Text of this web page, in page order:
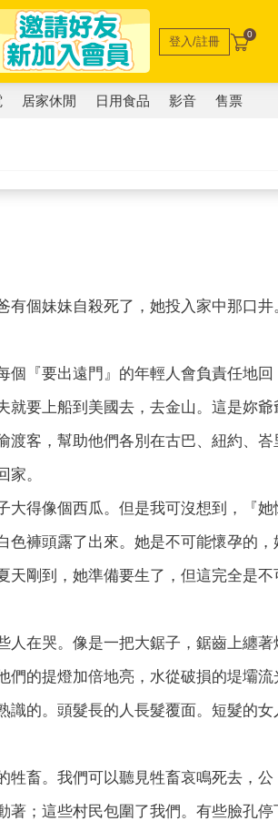
登入/註冊 0
居家休閒 日用食品 影音 售票
個妹妹自殺死了，她投入家中那口井
個『要出遠門』的年輕人會負責任地回
就要上船到美國去，去金山。這是妳爺
渡客，幫助他們各別在古巴、紐約、峇
。
大得像個西瓜。但是我可沒想到，『她
色褲頭露了出來。她是不可能懷孕的，
天剛到，她準備要生了，但這完全是不
人在哭。像是一把大鋸子，鋸齒上纏著
們的提燈加倍地亮，水從破損的堤壩流
的。頭髮長的人長髮覆面。短髮的女
牲畜。我們可以聽見牲畜哀鳴死去，公
著；這些村民包圍了我們。有些臉孔停